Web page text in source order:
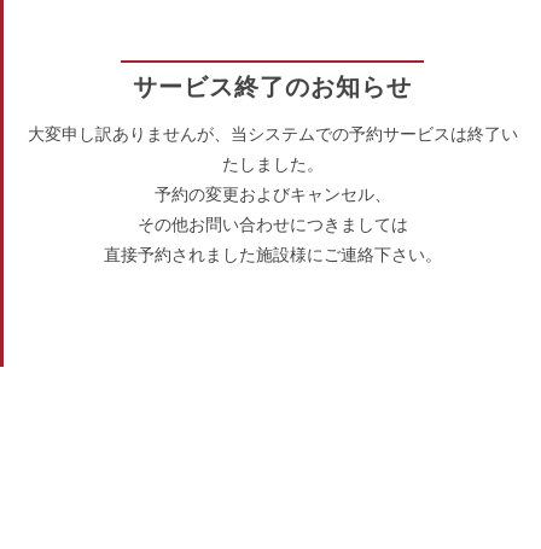
サービス終了のお知らせ
大変申し訳ありませんが、当システムでの予約サービスは終了い
たしました。
予約の変更およびキャンセル、
その他お問い合わせにつきましては
直接予約されました施設様にご連絡下さい。